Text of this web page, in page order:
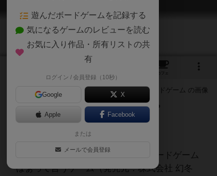
Ha tte iu Game mini engihen
カフェ
今の『はぁ』は、なんの『はぁ』？
お題を声と表情だけで演じる大人気ボードゲーム
「はぁって言うゲーム（発売元：株式会社 幻冬
遊んだボードゲームを記録する
気になるゲームのレビューを読む
お気に入り作品・所有リストの共
有
ログイン / 会員登録（10秒）
Google X
Apple Facebook
または
メールで会員登録